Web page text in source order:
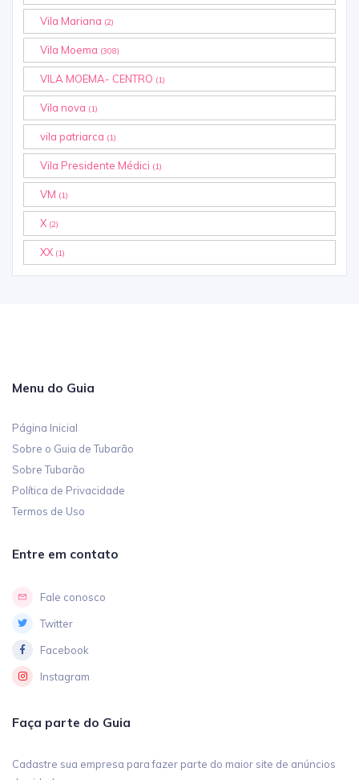
Vila Mariana (2)
Vila Moema (308)
VILA MOEMA- CENTRO (1)
Vila nova (1)
vila patriarca (1)
Vila Presidente Médici (1)
VM (1)
X (2)
XX (1)
Menu do Guia
Página Inicial
Sobre o Guia de Tubarão
Sobre Tubarão
Política de Privacidade
Termos de Uso
Entre em contato
Fale conosco
Twitter
Facebook
Instagram
Faça parte do Guia
Cadastre sua empresa para fazer parte do maior site de anúncios